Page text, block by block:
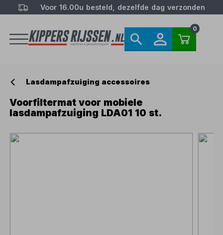
Voor 16.00u besteld, dezelfde dag verzonden
0
Lasdampafzuiging accessoires
Voorfiltermat voor mobiele
lasdampafzuiging LDA01 10 st.